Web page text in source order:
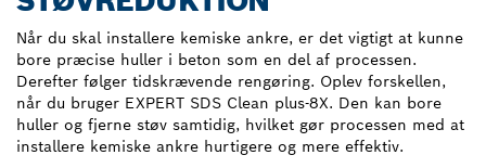
Når du skal installere kemiske ankre, er det vigtigt at kunne
bore præcise huller i beton som en del af processen.
Derefter følger tidskrævende rengøring. Oplev forskellen,
når du bruger EXPERT SDS Clean plus-8X. Den kan bore
huller og fjerne støv samtidig, hvilket gør processen med at
installere kemiske ankre hurtigere og mere effektiv.